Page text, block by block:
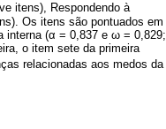
itens), Respondendo à
Os itens são pontuados em
interna (α = 0,837 e ω = 0,829;
o item sete da primeira
relacionadas aos medos da